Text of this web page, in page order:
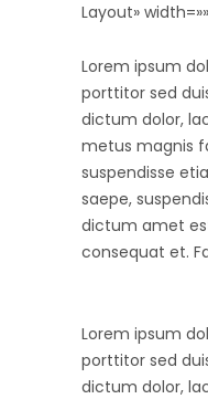
Layout» width=»»]
Lorem ipsum
porttitor sed
dictum dolor,
metus magnis
suspendisse
saepe,
dictum amet
consequat et.
Lorem ipsum
porttitor sed
dictum dolor,